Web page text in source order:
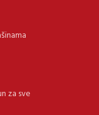
za sve